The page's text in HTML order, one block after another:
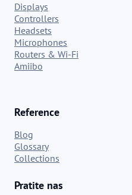
Displays
Controllers
Headsets
Microphones
Routers & Wi-Fi
Amiibo
Reference
Blog
Glossary
Collections
Pratite nas